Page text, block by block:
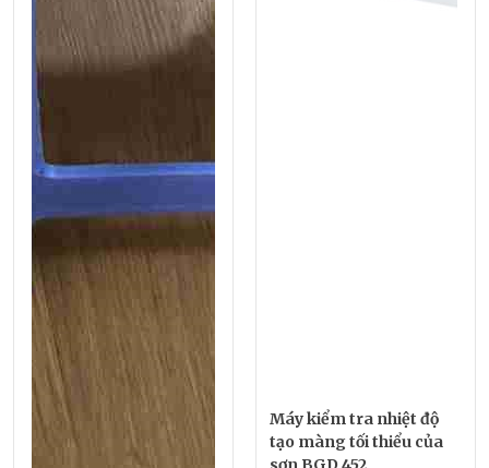
Máy kiểm tra nhiệt độ
tạo màng tối thiểu của